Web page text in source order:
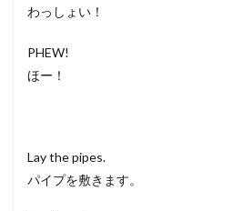
わっしょい！
PHEW!
ほー！
Lay the pipes.
パイプを敷きます。